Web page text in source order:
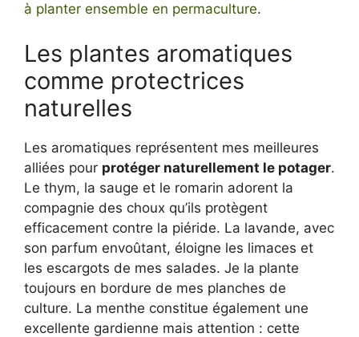
à planter ensemble en permaculture.
Les plantes aromatiques
comme protectrices
naturelles
Les aromatiques représentent mes meilleures
alliées pour protéger naturellement le potager.
Le thym, la sauge et le romarin adorent la
compagnie des choux qu’ils protègent
efficacement contre la piéride. La lavande, avec
son parfum envoûtant, éloigne les limaces et
les escargots de mes salades. Je la plante
toujours en bordure de mes planches de
culture. La menthe constitue également une
excellente gardienne mais attention : cette